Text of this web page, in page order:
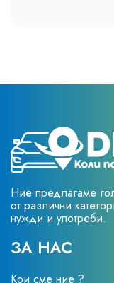
Ние предлагаме
от различни
нужди и употреби.
ЗА НАС
Кои сме ние ?